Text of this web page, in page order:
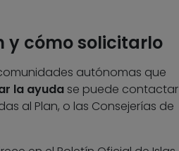
y cómo solicitarlo
autónomas que
la ayudase puede contactar
al Plan, o las Consejerías de